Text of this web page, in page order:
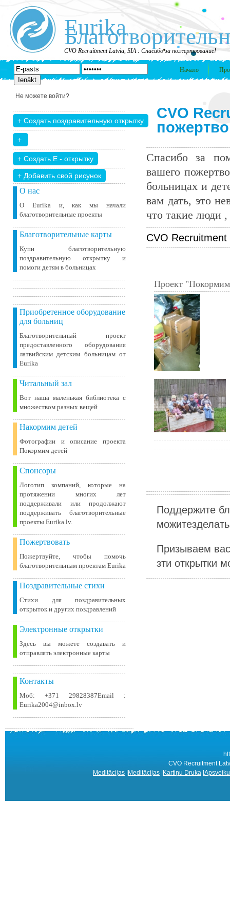
Eurika
CVO Recruitment Latvia, SIA : Спасибо за пожертвование!
Начало
Не можете войти?
+ Добавить свой ​​рисунок
О нас
О Eurika и, как мы начали
благотворительные проекты
Благотворительные карты
Купи благотворительную
поздравительную открытку и
помоги детям в больницах
Приобретенное оборудование
для больниц
Благотворительный проект
предоставленного оборудования
латвийским детским больницам от
Eurika
Читальный зал
Вот наша маленькая библиотека c
множеством разных вещей
Накормим детей
Фотографии и описание проекта
Покормим детей
Спонсоры
Логотип компаний, которые на
протяжении многих лет
поддерживали или продолжают
поддерживать благотворительные
проекты Eurika.lv.
Пожертвовать
Пожертвуйте, чтобы помочь
благотворительным проектам Eurika
Поздравительные стихи
Стихи для поздравительных
открыток и других поздравлений
Электронные открытки
Здесь вы можете создавать и
отправлять электронные карты
Контакты
Моб: +371 29828387Email :
Eurika2004@inbox.lv
CVO
Спасибо за
вашего
больницах и
вам дать, это
что такие люди
CVO
Проект
Поддержите
Призываем
зти открытки
CVO Recruitment
Meditācijas Meditācijas Kartiņu Druka